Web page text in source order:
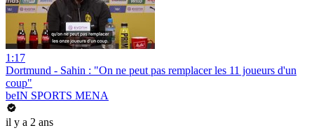
1:17
Dortmund - Sahin : "On ne peut pas remplacer les 11 joueurs d'un
coup"
beIN SPORTS MENA
il y a 2 ans